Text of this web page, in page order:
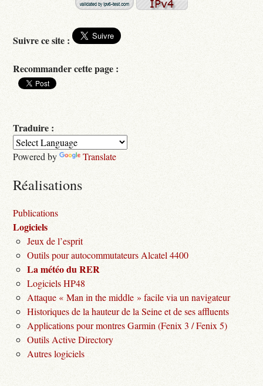
Suivre ce site :
Recommander cette page :
Traduire :
Powered by Translate
Réalisations
Publications
Logiciels
Jeux de l’esprit
Outils pour autocommutateurs Alcatel 4400
La météo du RER
Logiciels HP48
Attaque « Man in the middle » facile via un navigateur
Historiques de la hauteur de la Seine et de ses affluents
Applications pour montres Garmin (Fenix 3 / Fenix 5)
Outils Active Directory
Autres logiciels